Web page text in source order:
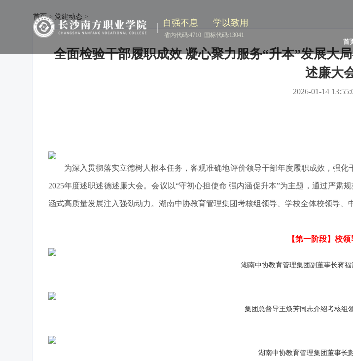
自强不息 学以致用
省内代码:4710 国标代码:13041
首
首页> 党建动态 >
全面检验干部履职成效 凝心聚力服务“升本”发展
述廉大
2026-01-14
为深入贯彻落实立德树人根本任务，客观准确地评价领导干部年度履职成效，强
2025年度述职述德述廉大会。会议以“守初心担使命 强内涵促升本”为主题，通过严肃
涵式高质量发展注入强劲动力。湖南中协教育管理集团考核组领导、学校全体校领导、
【第一阶段】校
湖南中协教育管理集团副董事长蒋
集团总督导王焕芳同志介绍考核组
湖南中协教育管理集团董事长